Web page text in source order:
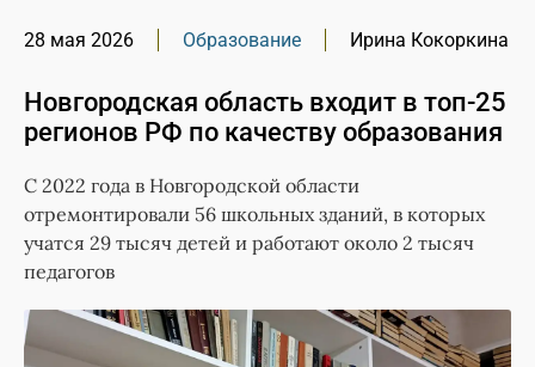
28 мая 2026 Образование Ирина Кокоркина
Новгородская область входит в топ-25
регионов РФ по качеству образования
С 2022 года в Новгородской области
отремонтировали 56 школьных зданий, в которых
учатся 29 тысяч детей и работают около 2 тысяч
педагогов